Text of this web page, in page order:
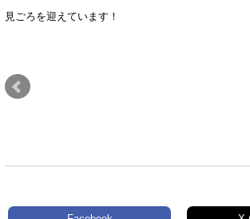
見ごろを迎えています！